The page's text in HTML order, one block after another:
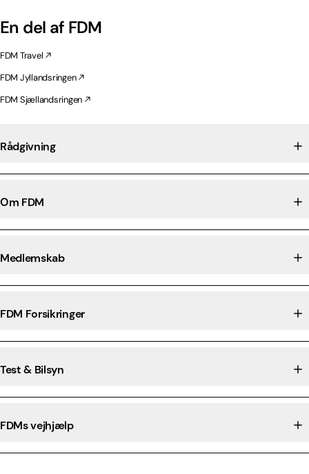
En del af FDM
FDM Travel
FDM Jyllandsringen
FDM Sjællandsringen
Rådgivning
Om FDM
Medlemskab
FDM Forsikringer
Test & Bilsyn
FDMs vejhjælp